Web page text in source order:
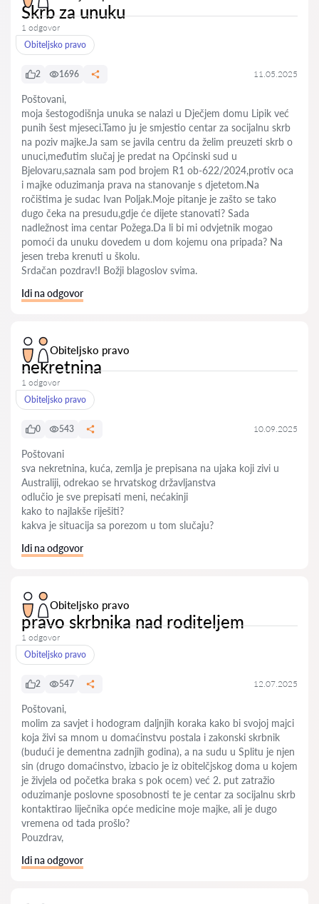
Skrb za unuku
1 odgovor
Obiteljsko pravo
2 1696 11.05.2025
Poštovani,
moja šestogodišnja unuka se nalazi u Dječjem domu Lipik već
punih šest mjeseci.Tamo ju je smjestio centar za socijalnu skrb
na poziv majke.Ja sam se javila centru da želim preuzeti skrb o
unuci,međutim slučaj je predat na Općinski sud u
Bjelovaru,saznala sam pod brojem R1 ob-622/2024,protiv oca
i majke oduzimanja prava na stanovanje s djetetom.Na
ročištima je sudac Ivan Poljak.Moje pitanje je zašto se tako
dugo čeka na presudu,gdje će dijete stanovati? Sada
nadležnost ima centar Požega.Da li bi mi odvjetnik mogao
pomoći da unuku dovedem u dom kojemu ona pripada? Na
jesen treba krenuti u školu.
Srdačan pozdrav!I Božji blagoslov svima.
Idi na odgovor
Obiteljsko pravo
nekretnina
1 odgovor
Obiteljsko pravo
0 543 10.09.2025
Poštovani
sva nekretnina, kuća, zemlja je prepisana na ujaka koji zivi u
Australiji, odrekao se hrvatskog državljanstva
odlučio je sve prepisati meni, nećakinji
kako to najlakše riješiti?
kakva je situacija sa porezom u tom slučaju?
Idi na odgovor
Obiteljsko pravo
pravo skrbnika nad roditeljem
1 odgovor
Obiteljsko pravo
2 547 12.07.2025
Poštovani,
molim za savjet i hodogram daljnjih koraka kako bi svojoj majci
koja živi sa mnom u domaćinstvu postala i zakonski skrbnik
(budući je dementna zadnjih godina), a na sudu u Splitu je njen
sin (drugo domaćinstvo, izbacio je iz obitelčjskog doma u kojem
je živjela od početka braka s pok ocem) već 2. put zatražio
oduzimanje poslovne sposobnosti te je centar za socijalnu skrb
kontaktirao liječnika opće medicine moje majke, ali je dugo
vremena od tada prošlo?
Pouzdrav,
Idi na odgovor